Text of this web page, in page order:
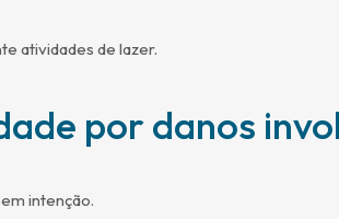
atividades de lazer.
por danos
intenção.